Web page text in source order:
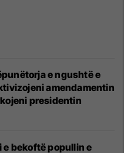
e ngushtë e
amendamentin
presidentin
e bekoftë popullin e